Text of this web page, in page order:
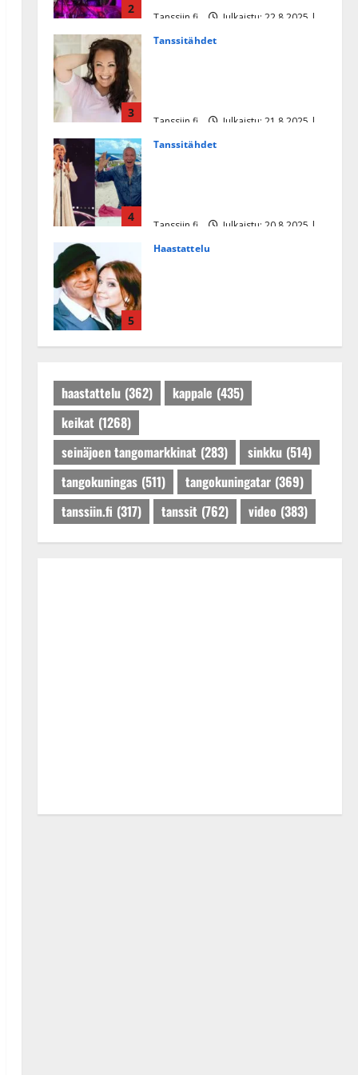
2
Tanssiin.fi
Julkaistu: 22.8.2025 |
3
Tanssitähdet
Tanssiin.fi
Julkaistu: 21.8.2025 |
4
Tanssitähdet
Tanssiin.fi
Julkaistu: 20.8.2025 |
5
Haastattelu
Tanssiin.fi
Julkaistu: 27.4.2025 |
haastattelu (362) kappale (435)
keikat (1268)
seinäjoen tangomarkkinat (283) sinkku (514)
tangokuningas (511) tangokuningatar (369)
tanssiin.fi (317) tanssit (762) video (383)